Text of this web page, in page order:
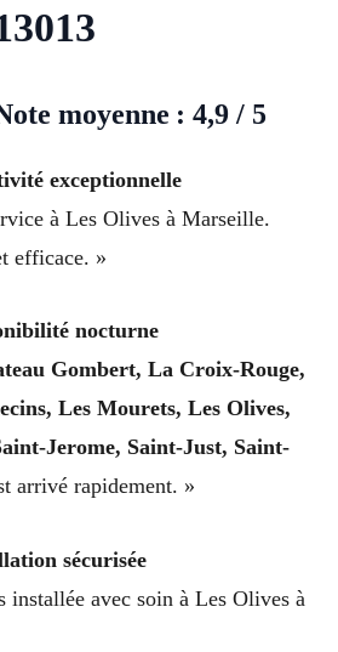
moyenne : 4,9 / 5
exceptionnelle
à Les Olives à Marseille.
efficace. »
nocturne
Gombert, La Croix-Rouge,
Les Mourets, Les Olives,
Jerome, Saint-Just, Saint-
arrivé rapidement. »
sécurisée
installée avec soin à Les Olives à